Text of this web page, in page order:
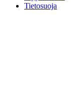
Tietosuoja